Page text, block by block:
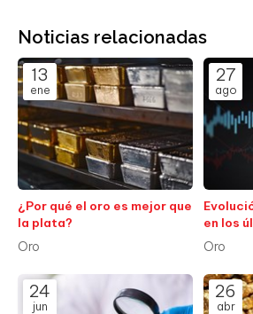
Noticias relacionadas
13
ene
¿Por qué el oro es mejor que
la plata?
Oro
27
ago
en los
Oro
24
jun
26
abr